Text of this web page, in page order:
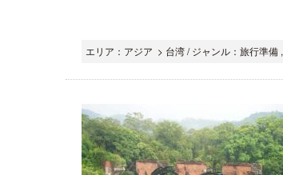
エリア：アジア > 台湾 / ジャンル：旅行準備 ,